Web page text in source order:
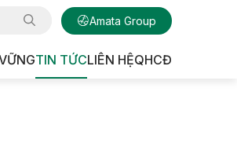
Amata Group
TIN TỨCLIÊN HỆQHCĐ